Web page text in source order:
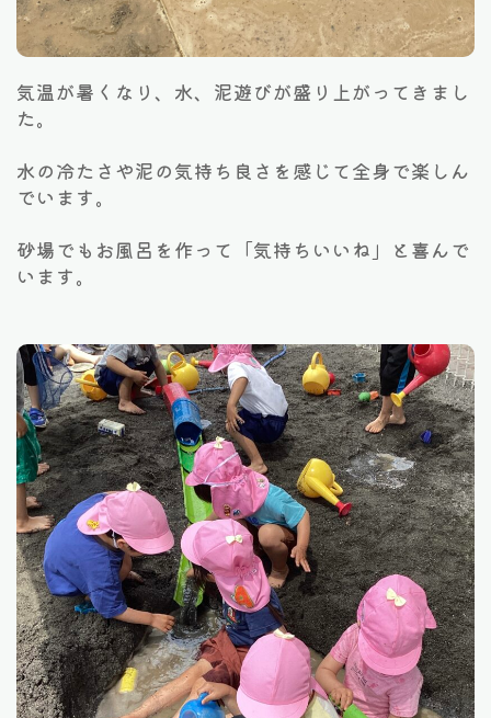
気温が暑くなり、水、泥遊びが盛り上がってきまし
た。
水の冷たさや泥の気持ち良さを感じて全身で楽しん
でいます。
砂場でもお風呂を作って「気持ちいいね」と喜んで
います。